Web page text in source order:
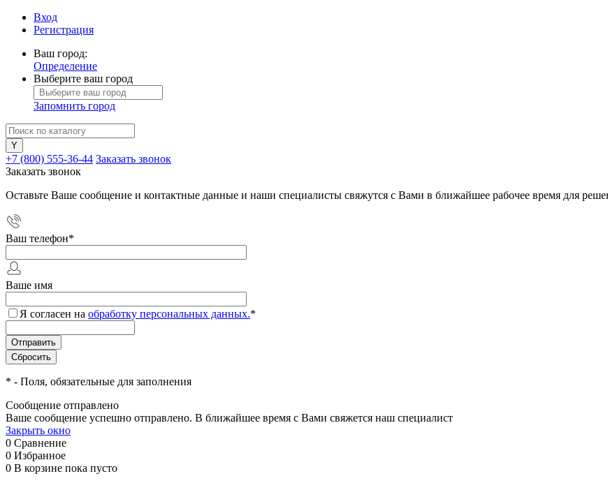
Вход
Регистрация
Ваш город:
Определение
Выберите ваш город
Запомнить город
+7 (800) 555-36-44 Заказать звонок
Заказать звонок
Оставьте Ваше сообщение и контактные данные и наши специалисты свяжутся с Вами в ближайшее рабочее время для
Ваш телефон*
Ваше имя
Я согласен на обработку персональных данных.*
* - Поля, обязательные для заполнения
Сообщение отправлено
Ваше сообщение успешно отправлено. В ближайшее время с Вами свяжется наш специалист
Закрыть окно
0 Сравнение
0 Избранное
0 В корзине пока пусто